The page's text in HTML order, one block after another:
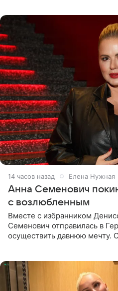
14 часов назад Елена Нужная
Анна Семенович
с возлюбленным
Вместе с избранником
Семенович отправилась в
осуществить давнюю мечту.